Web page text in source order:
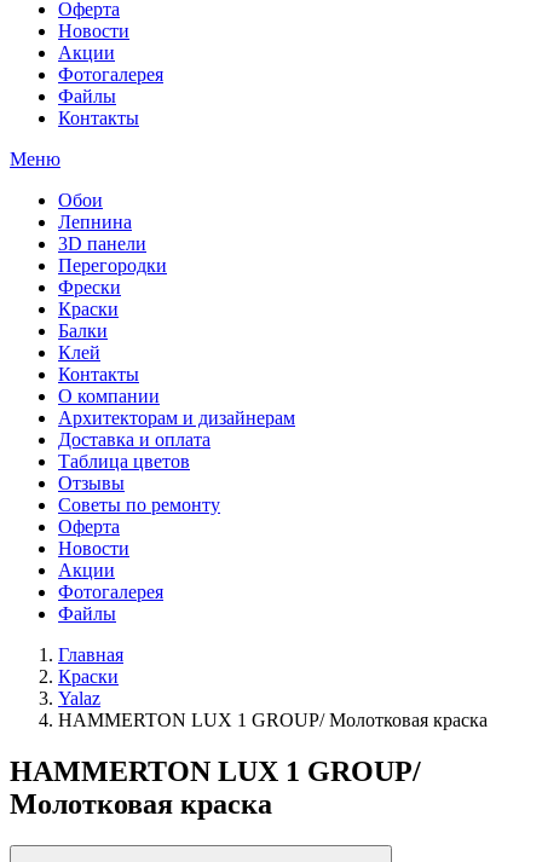
Оферта
Новости
Акции
Фотогалерея
Файлы
Контакты
Меню
Обои
Лепнина
3D панели
Перегородки
Фрески
Краски
Балки
Клей
Контакты
О компании
Архитекторам и дизайнерам
Доставка и оплата
Таблица цветов
Отзывы
Советы по ремонту
Оферта
Новости
Акции
Фотогалерея
Файлы
Главная
Краски
Yalaz
HAMMERTON LUX 1 GROUP/ Молотковая краска
HAMMERTON LUX 1 GROUP/
Молотковая краска